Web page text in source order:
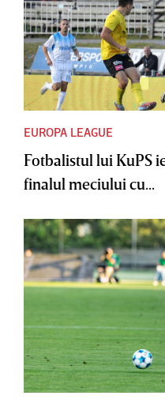
EUROPA LEAGUE
Fotbalistul lui KuPS
finalul meciului cu...